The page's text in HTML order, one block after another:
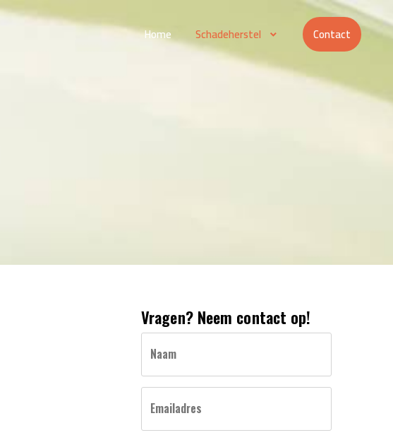
Home Schadeherstel Contact
Vragen? Neem contact op!
Call
me
back
by
fax
Naam
Emailadres